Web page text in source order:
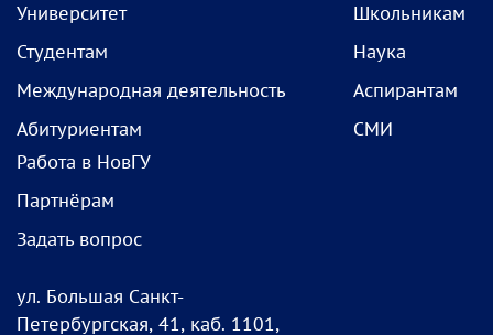
Университет
Студентам
Международная деятельность
Абитуриентам
Школьникам
Наука
Аспирантам
СМИ
Работа в НовГУ
Партнёрам
Задать вопрос
ул. Большая Санкт-
Петербургская, 41, каб. 1101,